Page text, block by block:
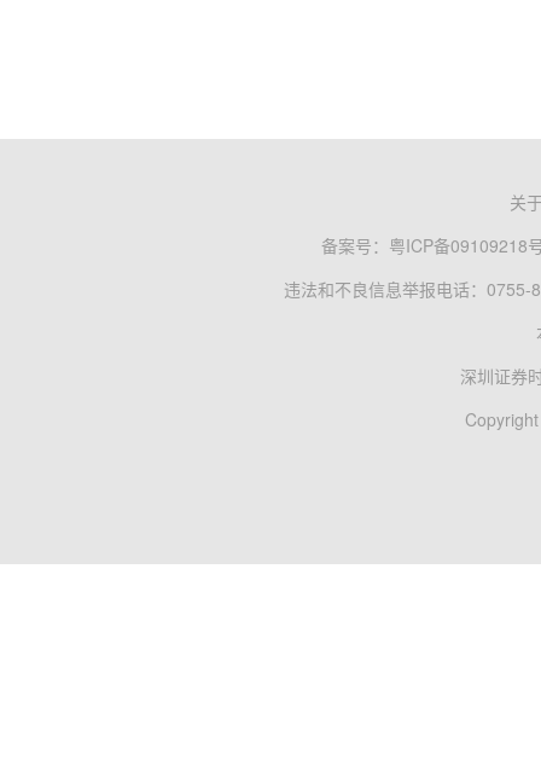
关
备案号： 粤ICP备09109218
违法和不良信息举报电话：0755-
深圳证券